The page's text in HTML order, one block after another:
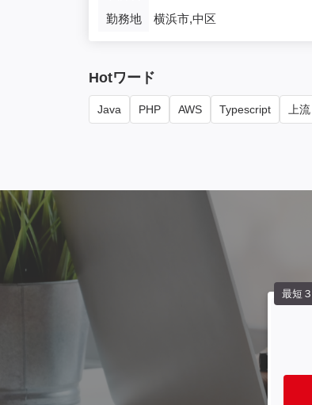
勤務地
横浜市,中区
Hotワード
Java PHP AWS Typescript 上流
最短